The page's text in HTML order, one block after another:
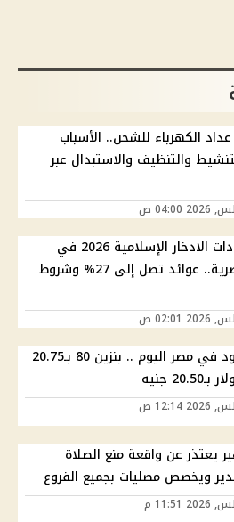
الكهرباء للشحن.. الأسباب
والتنظيف والاستبدال عبر
أفضل شهادات الادخار الإسلامية 2026 في
البنوك المصرية.. عوائد تصل إلى 27% وشروط
أسعار الوقود في مصر اليوم .. بنزين 80 بـ20.75
جنيه
عن واقعة منع الصلاة
ويخصص مصليات بجميع الفروع